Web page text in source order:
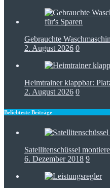
Gebrauchte
2. August 2026 0
Heimtrainer klappbar:
2. August 2026 0
Beliebteste Beiträge
Satellitenschüssel
6. Dezember 2018 9